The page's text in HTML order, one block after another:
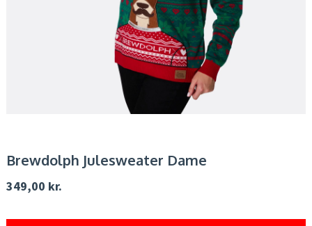
Brewdolph Julesweater Dame
349,00 kr.